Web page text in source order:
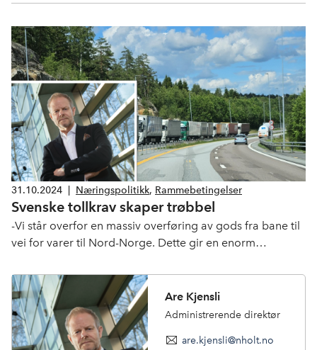
31.10.2024 Næringspolitikk, Rammebetingelser
Svenske tollkrav skaper trøbbel
-Vi står overfor en massiv overføring av gods fra bane til
vei for varer til Nord-Norge. Dette gir en enorm
Are Kjensli i en pressemelding.
Are Kjensli
Administrerende direktør
are.kjensli@nholt.no